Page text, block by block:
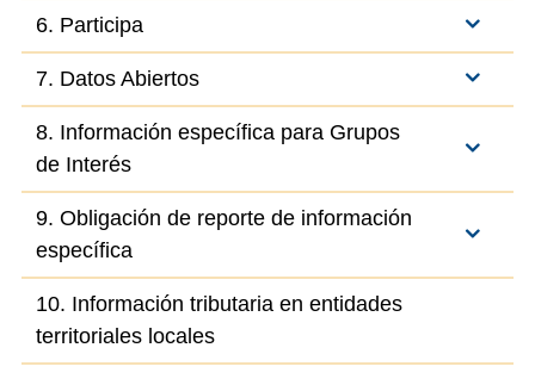
6. Participa
7. Datos Abiertos
8. Información específica para Grupos
de Interés
9. Obligación de reporte de información
específica
10. Información tributaria en entidades
territoriales locales